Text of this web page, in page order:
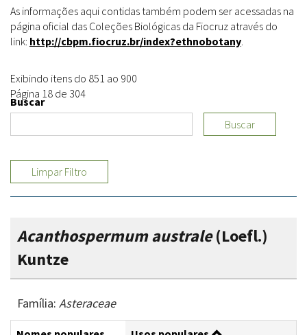
As informações aqui contidas também podem ser acessadas na
página oficial das Coleções Biológicas da Fiocruz através do
link: http://cbpm.fiocruz.br/index?ethnobotany.
Exibindo itens do 851 ao 900
Página 18 de 304
Buscar
Buscar
Limpar Filtro
Acanthospermum australe(Loefl.)
Kuntze
Família: Asteraceae